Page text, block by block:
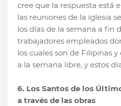
cree que la respuesta está
las reuniones de la iglesia
los días de la semana a fin
trabajadores empleados
los cuales son de Filipinas
a la semana libre, y estos
6. Los Santos de los
a través de las obras